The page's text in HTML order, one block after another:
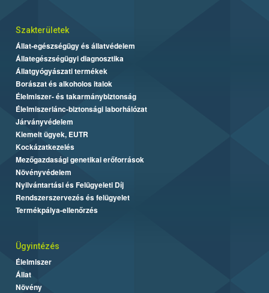
Szakterületek
Állat-egészségügy és állatvédelem
Állategészségügyi diagnosztika
Állatgyógyászati termékek
Borászat és alkoholos italok
Élelmiszer- és takarmánybiztonság
Élelmiszerlánc-biztonsági laborhálózat
Járványvédelem
Kiemelt ügyek, EUTR
Kockázatkezelés
Mezőgazdasági genetikai erőforrások
Növényvédelem
Nyilvántartási és Felügyeleti Díj
Rendszerszervezés és felügyelet
Termékpálya-ellenőrzés
Ügyintézés
Élelmiszer
Állat
Növény